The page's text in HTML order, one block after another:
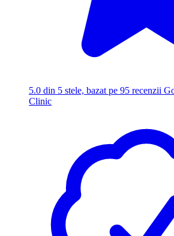
5.0 din 5 stele, bazat pe 95 recenzii
Clinic